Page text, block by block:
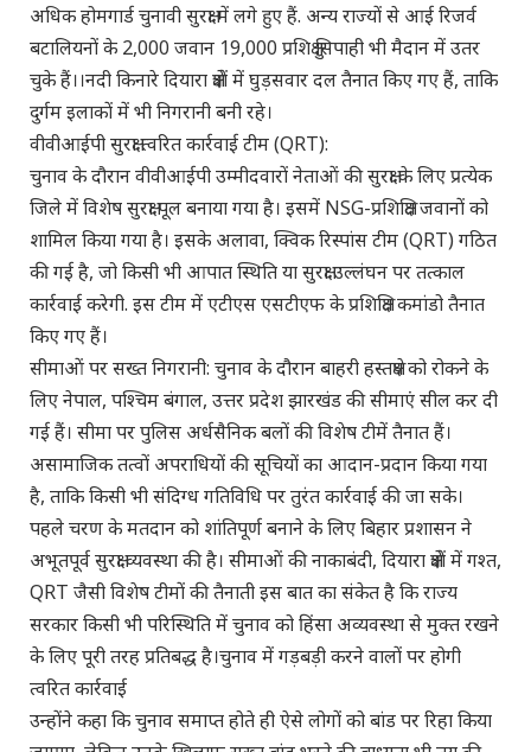
अधिक होमगार्ड चुनावी सुरक्षा में लगे हुए हैं. अन्य राज्यों से आई रिजर्व
बटालियनों के 2,000 जवान 19,000 प्रशिक्षु सिपाही भी मैदान में उतर
चुके हैं।।नदी किनारे दियारा क्षेत्रों में घुड़सवार दल तैनात किए गए हैं, ताकि
दुर्गम इलाकों में भी निगरानी बनी रहे।
वीवीआईपी सुरक्षा त्वरित कार्रवाई टीम (QRT):
चुनाव के दौरान वीवीआईपी उम्मीदवारों नेताओं की सुरक्षा के लिए प्रत्येक
जिले में विशेष सुरक्षा पूल बनाया गया है। इसमें NSG-प्रशिक्षित जवानों को
शामिल किया गया है। इसके अलावा, क्विक रिस्पांस टीम (QRT) गठित
की गई है, जो किसी भी आपात स्थिति या सुरक्षा उल्लंघन पर तत्काल
कार्रवाई करेगी. इस टीम में एटीएस एसटीएफ के प्रशिक्षित कमांडो तैनात
किए गए हैं।
सीमाओं पर सख्त निगरानी: चुनाव के दौरान बाहरी हस्तक्षेप को रोकने के
लिए नेपाल, पश्चिम बंगाल, उत्तर प्रदेश झारखंड की सीमाएं सील कर दी
गई हैं। सीमा पर पुलिस अर्धसैनिक बलों की विशेष टीमें तैनात हैं।
असामाजिक तत्वों अपराधियों की सूचियों का आदान-प्रदान किया गया
है, ताकि किसी भी संदिग्ध गतिविधि पर तुरंत कार्रवाई की जा सके।
पहले चरण के मतदान को शांतिपूर्ण बनाने के लिए बिहार प्रशासन ने
अभूतपूर्व सुरक्षा व्यवस्था की है। सीमाओं की नाकाबंदी, दियारा क्षेत्रों में गश्त,
QRT जैसी विशेष टीमों की तैनाती इस बात का संकेत है कि राज्य
सरकार किसी भी परिस्थिति में चुनाव को हिंसा अव्यवस्था से मुक्त रखने
के लिए पूरी तरह प्रतिबद्ध है।चुनाव में गड़बड़ी करने वालों पर होगी
त्वरित कार्रवाई
उन्होंने कहा कि चुनाव समाप्त होते ही ऐसे लोगों को बांड पर रिहा किया